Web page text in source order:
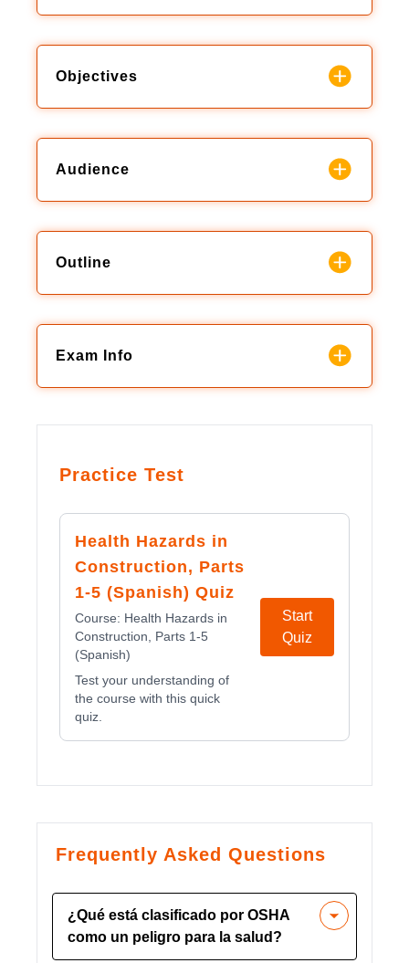
Objectives
Audience
Outline
Exam Info
Practice Test
Health Hazards in
Construction, Parts
1-5 (Spanish) Quiz
Course: Health Hazards in
Construction, Parts 1-5
(Spanish)
Test your understanding of
the course with this quick
quiz.
Start
Quiz
Frequently Asked Questions
¿Qué está clasificado por OSHA
como un peligro para la salud?